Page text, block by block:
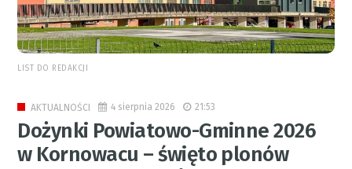
LIST DO REDAKCJI
AKTUALNOŚCI 4 sierpnia 2026 21:53
Dożynki Powiatowo-Gminne 2026
w Kornowacu – święto plonów